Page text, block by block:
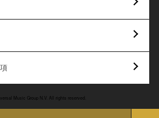
Music Group N.V. All rights reserved.